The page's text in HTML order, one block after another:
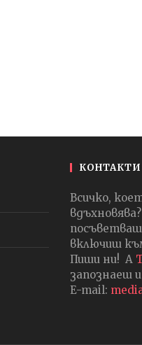
КОНТАКТИ
Всичко,
включиш
Пиши ни! А
запознаеш
E-mail: